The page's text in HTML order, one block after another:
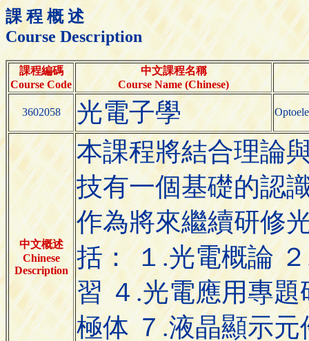
課 程 概 述
Course Description
課程編碼
Course Code
中文課程名稱
Course Name (Chinese)
3602058 光電子學
中文概述
Chinese
Description
本課程將結合理論
技有一個基礎的認
作為將來繼續研修
括： １.光電概論
習 ４.光電應用專
極体 ７.液晶顯示